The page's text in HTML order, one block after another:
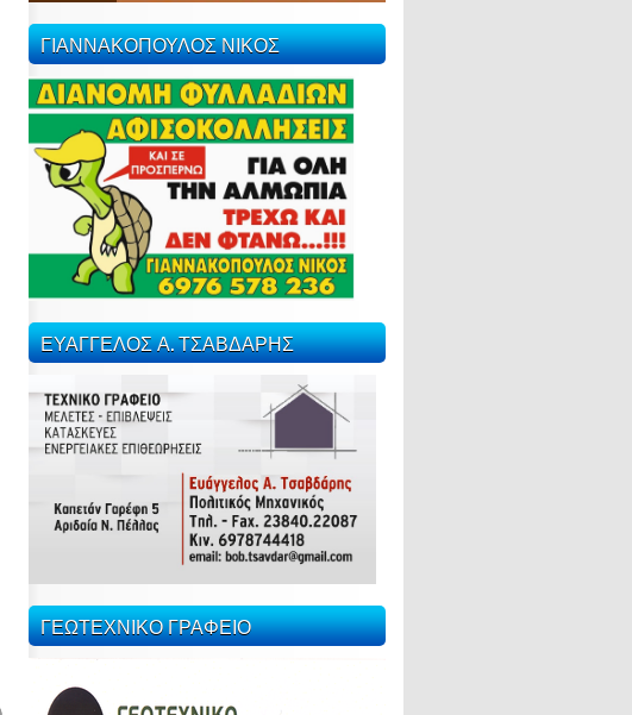
ΓΙΑΝΝΑΚΟΠΟΥΛΟΣ ΝΙΚΟΣ
ΕΥΑΓΓΕΛΟΣ Α. ΤΣΑΒΔΑΡΗΣ
ΓΕΩΤΕΧΝΙΚΟ ΓΡΑΦΕΙΟ